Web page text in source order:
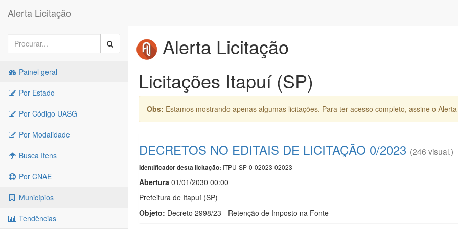
Alerta Licitação
Painel geral
Por Estado
Por Código UASG
Por Modalidade
Busca Itens
Por CNAE
Municípios
Tendências
Alerta Licitação
Licitações Itapuí (SP)
Obs: Estamos mostrando apenas algumas licitações. Para ter acesso completo, assine o
DECRETOS NO EDITAIS DE LICITAÇÃO 0/2023 (246 visual.)
Identificador desta licitação: ITPU-SP-0-02023-02023
Abertura 01/01/2030 00:00
Prefeitura de Itapuí (SP)
Objeto: Decreto 2998/23 - Retenção de Imposto na Fonte